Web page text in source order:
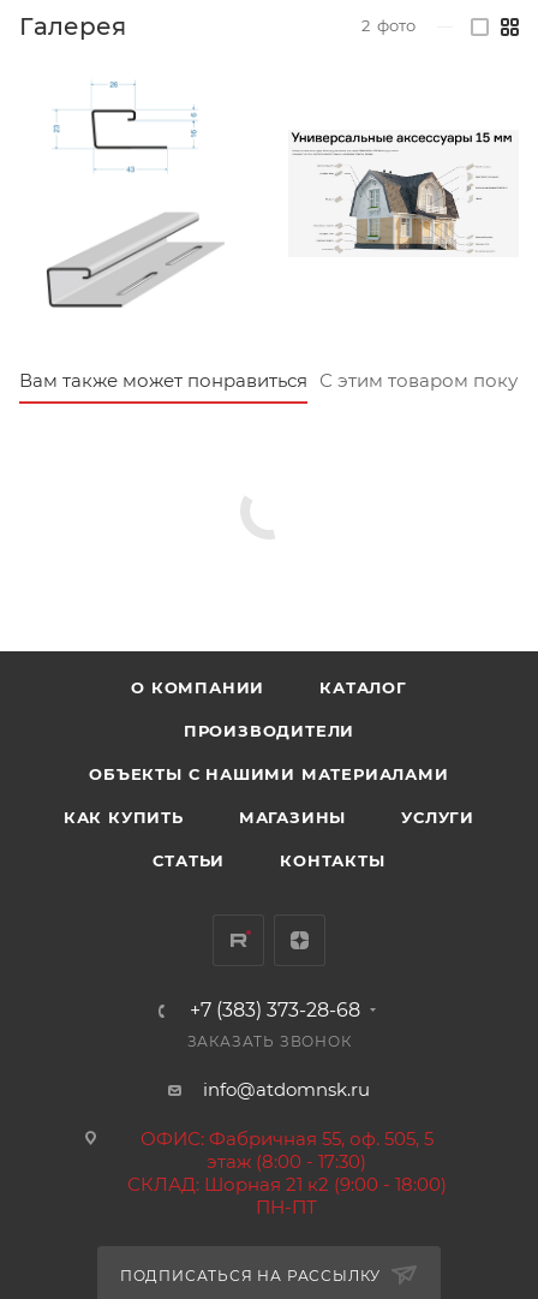
Галерея 2 фото
Вам также может понравиться С этим товаром
О КОМПАНИИ КАТАЛОГ
ПРОИЗВОДИТЕЛИ
ОБЪЕКТЫ С НАШИМИ МАТЕРИАЛАМИ
КАК КУПИТЬ МАГАЗИНЫ УСЛУГИ
СТАТЬИ КОНТАКТЫ
+7 (383) 373-28-68
ЗАКАЗАТЬ ЗВОНОК
info@atdomnsk.ru
ОФИС: Фабричная 55, оф. 505, 5
этаж (8:00 - 17:30)
СКЛАД: Шорная 21 к2 (9:00 - 18:00)
ПН-ПТ
ПОДПИСАТЬСЯ НА РАССЫЛКУ